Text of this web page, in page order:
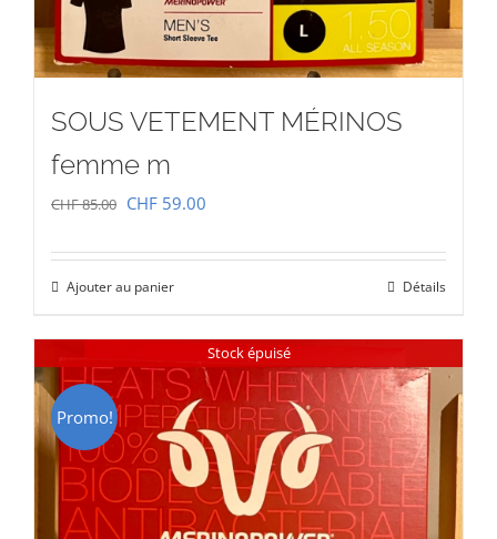
SOUS VETEMENT MÉRINOS
femme m
CHF85.00 Le
était :
CHF 85.00.
CHF 59.00
CHF 59.00.
Ajouter au panier Détails
Stock épuisé
Promo!